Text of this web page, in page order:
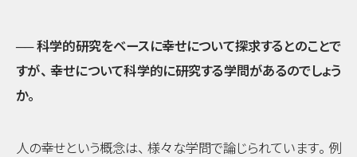
── 科学的研究をベースに幸せについて探求するとのことで
すが、 幸せについて科学的に研究する学問があるのでしょう
か。
人の幸せという概念は、 様々な学問で論じられています。 例